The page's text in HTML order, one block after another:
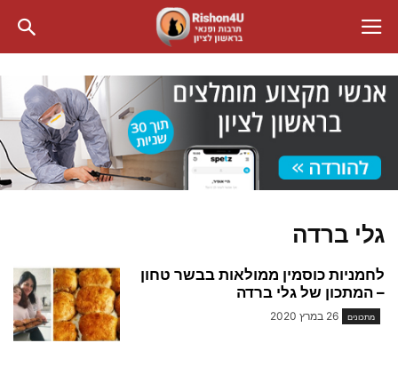
גלי ברדה
לחמניות כוסמין ממולאות בבשר טחון
– המתכון של גלי ברדה
מתכונים 26 במרץ 2020